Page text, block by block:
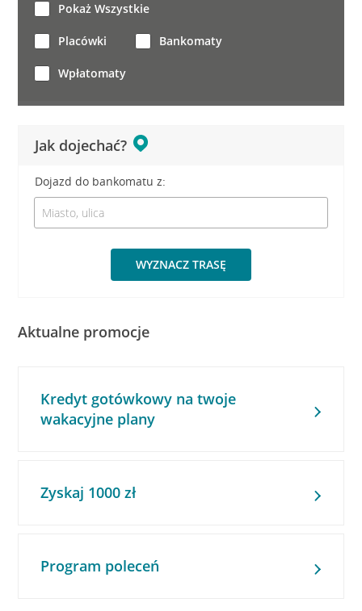
Jak dojechać?
Dojazd do bankomatu z:
WYZNACZ TRASĘ
Pokaż Wszystkie
Placówki Bankomaty
Wpłatomaty
Aktualne promocje
Kredyt gotówkowy na twoje
wakacyjne plany
Zyskaj 1000 zł
Program poleceń